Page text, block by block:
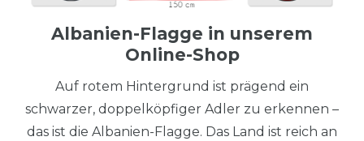
Albanien-Flagge in unserem
Online-Shop
Auf rotem Hintergrund ist prägend ein
schwarzer, doppelköpfiger Adler zu erkennen –
das ist die Albanien-Flagge. Das Land ist reich an